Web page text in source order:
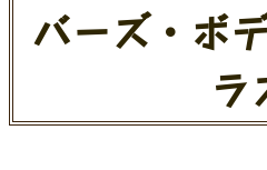
バーズ・ボ
ラ